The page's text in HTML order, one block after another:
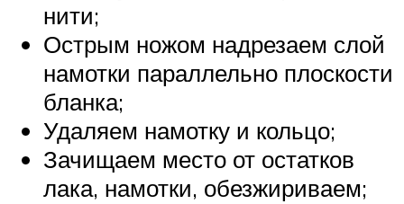
нити;
Острым ножом надрезаем слой
намотки параллельно плоскости
бланка;
Удаляем намотку и кольцо;
Зачищаем место от остатков
лака, намотки, обезжириваем;